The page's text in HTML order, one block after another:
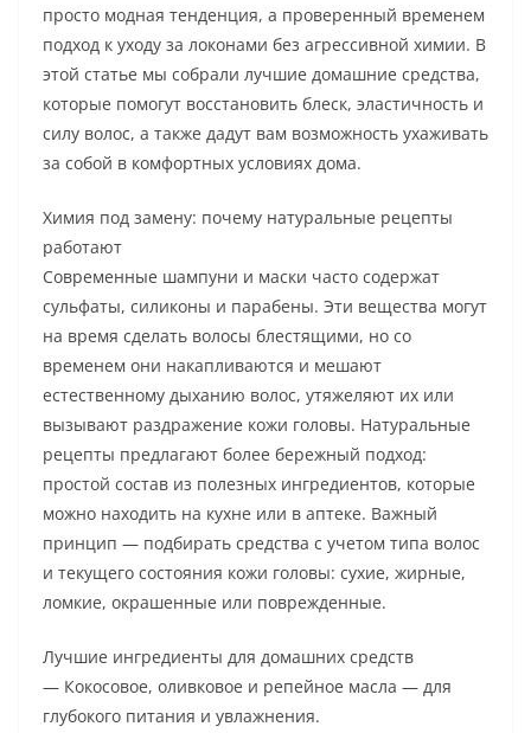
просто модная тенденция, а проверенный временем
подход к уходу за локонами без агрессивной химии. В
этой статье мы собрали лучшие домашние средства,
которые помогут восстановить блеск, эластичность и
силу волос, а также дадут вам возможность ухаживать
за собой в комфортных условиях дома.
Химия под замену: почему натуральные рецепты
работают
Современные шампуни и маски часто содержат
сульфаты, силиконы и парабены. Эти вещества могут
на время сделать волосы блестящими, но со
временем они накапливаются и мешают
естественному дыханию волос, утяжеляют их или
вызывают раздражение кожи головы. Натуральные
рецепты предлагают более бережный подход:
простой состав из полезных ингредиентов, которые
можно находить на кухне или в аптеке. Важный
принцип — подбирать средства с учетом типа волос
и текущего состояния кожи головы: сухие, жирные,
ломкие, окрашенные или поврежденные.
Лучшие ингредиенты для домашних средств
— Кокосовое, оливковое и репейное масла — для
глубокого питания и увлажнения.